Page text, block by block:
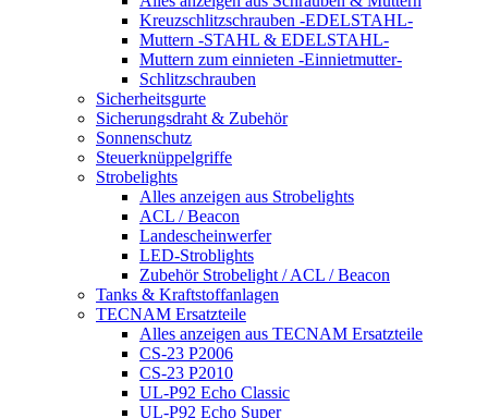
Kreuzschlitzschrauben -EDELSTAHL-
Muttern -STAHL & EDELSTAHL-
Muttern zum einnieten -Einnietmutter-
Schlitzschrauben
Sicherheitsgurte
Sicherungsdraht & Zubehör
Sonnenschutz
Steuerknüppelgriffe
Strobelights
Alles anzeigen aus Strobelights
ACL / Beacon
Landescheinwerfer
LED-Stroblights
Zubehör Strobelight / ACL / Beacon
Tanks & Kraftstoffanlagen
TECNAM Ersatzteile
Alles anzeigen aus TECNAM Ersatzteile
CS-23 P2006
CS-23 P2010
UL-P92 Echo Classic
UL-P92 Echo Super